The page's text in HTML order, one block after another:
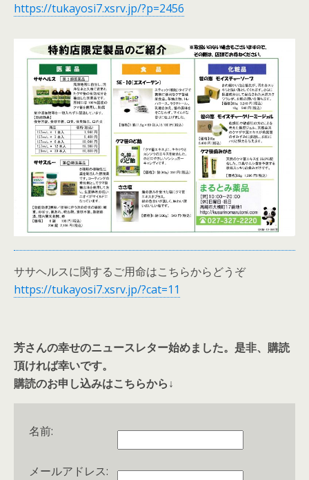
https://tukayosi7.xsrv.jp/?p=2456
ササヘルスに関するご用命はこちらからどうぞ
https://tukayosi7.xsrv.jp/?cat=11
芳さんの幸せのニュースレター始めました。是非、購読
頂ければ幸いです。
購読のお申し込みはこちらから↓
名前:
メールアドレス: